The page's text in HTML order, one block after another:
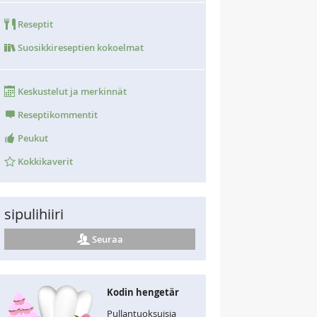
Reseptit
Suosikkireseptien kokoelmat
Keskustelut ja merkinnät
Reseptikommentit
Peukut
Kokkikaverit
sipulihiiri
Seuraa
Kodin hengetär
Pullantuoksuisia